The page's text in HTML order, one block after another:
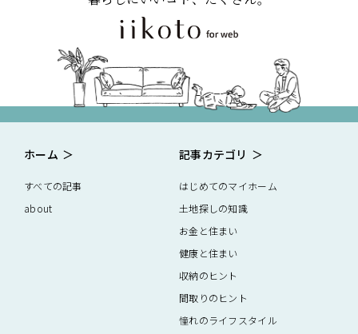
ホーム
すべての記事
about
記事カテゴリ
はじめてのマイホーム
土地探しの知識
お金と住まい
健康と住まい
収納のヒント
間取りのヒント
憧れのライフスタイル